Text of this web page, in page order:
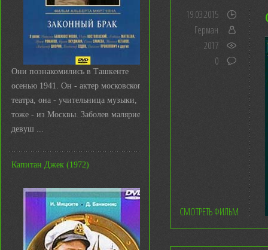
Они познакомились в Ташкенте
осенью 1941. Он - актер московского
театра, она - учительница музыки,
тоже - из Москвы. Заболев малярией,
девуш ...
Капитан Джек (1972)
19.03.2015
Герман
2017
0
СМОТРЕТЬ ФИЛЬМ